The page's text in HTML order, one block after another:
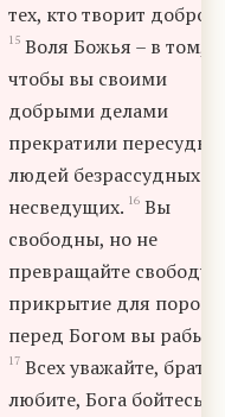
тех, кто творит добро.
15 Воля Божья – в том,
чтобы вы своими
добрыми делами
прекратили пересуды
людей безрассудных и
несведущих. 16 Вы
свободны, но не
превращайте свободу в
прикрытие для порока
перед Богом вы рабы.
17 Всех уважайте,
любите, Бога бойтесь,